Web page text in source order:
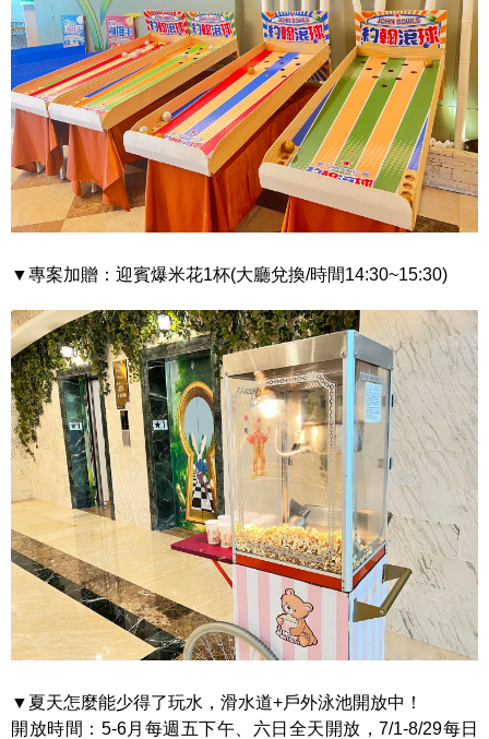
▼專案加贈：迎賓爆米花1杯(大廳兌換/時間14:30~15:30)
▼夏天怎麼能少得了玩水， 滑水道+戶外泳池開放中！
開放時間： 5-6月每週五下午、六日全天開放， 7/1-8/29每日